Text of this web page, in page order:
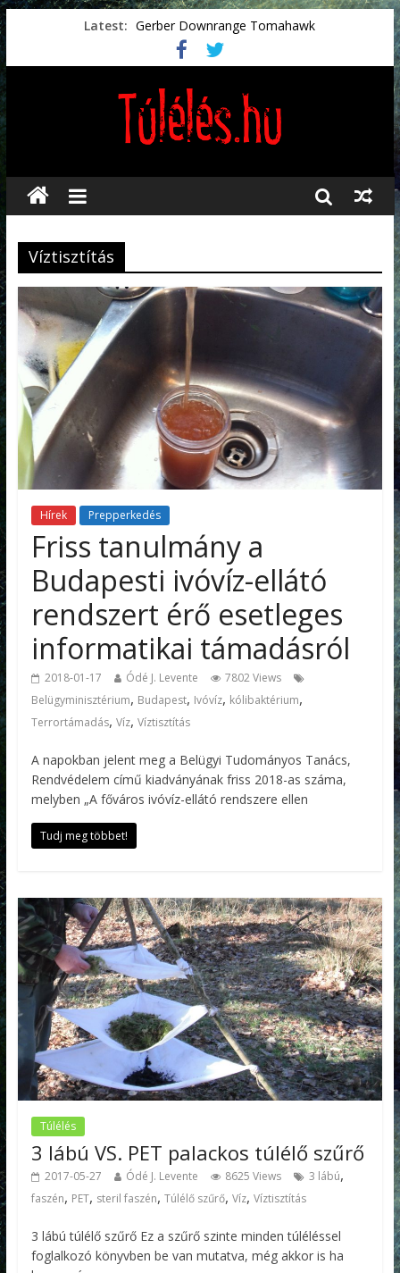
Latest: Gerber Downrange Tomahawk
Vészhelyzeti élelmiszerek
Svéd vészhelyzeti tájékoztató.
Vészhelyzetkezelés
Préselt törlőkendők
Víztisztítás
Hírek Prepperkedés
Friss tanulmány a
Budapesti ivóvíz-ellátó
rendszert érő esetleges
informatikai támadásról
2018-01-17 Ódé J. Levente
7802 Views
Belügyminisztérium, Budapest, Ivóvíz, kólibaktérium,
Terrortámadás, Víz, Víztisztítás
A napokban jelent meg a Belügyi Tudományos Tanács,
Rendvédelem című kiadványának friss 2018-as száma,
melyben „A főváros ivóvíz-ellátó rendszere ellen
Tudj meg többet!
Túlélés
3 lábú VS. PET palackos túlélő szűrő
2017-05-27 Ódé J. Levente 8625 Views 3 lábú,
faszén, PET, steril faszén, Túlélő szűrő, Víz, Víztisztítás
3 lábú túlélő szűrő Ez a szűrő szinte minden túléléssel
foglalkozó könyvben be van mutatva, még akkor is ha